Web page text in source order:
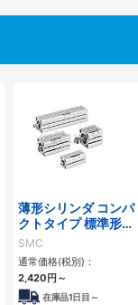
薄形シリンダ コンパ
クトタイプ 標準形
複動 片ロッド CQS
シリーズ
SMC
通常価格(税別)：
2,420 円 ～
在庫品1日目～